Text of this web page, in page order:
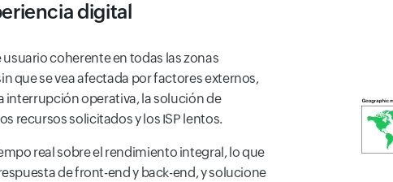
digital
coherente en todas las zonas
que se vea afectada por factores externos,
interrupción operativa, la solución de
recursos solicitados y los ISP lentos.
real sobre el rendimiento integral, lo que
de front-end y back-end, y solucione